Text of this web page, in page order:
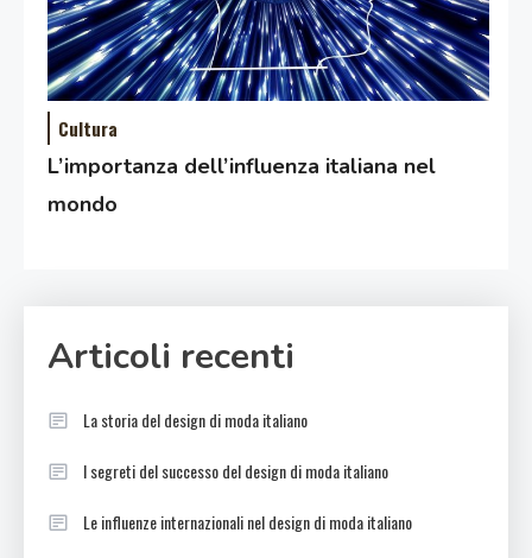
Cultura
L’importanza dell’influenza italiana nel
mondo
Articoli recenti
La storia del design di moda italiano
I segreti del successo del design di moda italiano
Le influenze internazionali nel design di moda italiano